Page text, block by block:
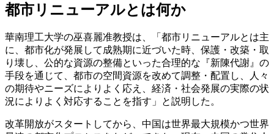
都市リニューアルとは何か
華南理工大学の巫喜麗准教授は、「都市リニューアルとは主
に、都市化が発展して成熟期に近づいた時、保護・改築・取
り壊し、公的な資源の整備といった合理的な『新陳代謝』の
手段を通じて、都市の空間資源を改めて調整・配置し、人々
の期待やニーズによりよく応え、経済・社会発展の実際の状
況によりよく対応することを指す」と説明した。
改革開放がスタートしてから、中国は世界最大規模かつ世界